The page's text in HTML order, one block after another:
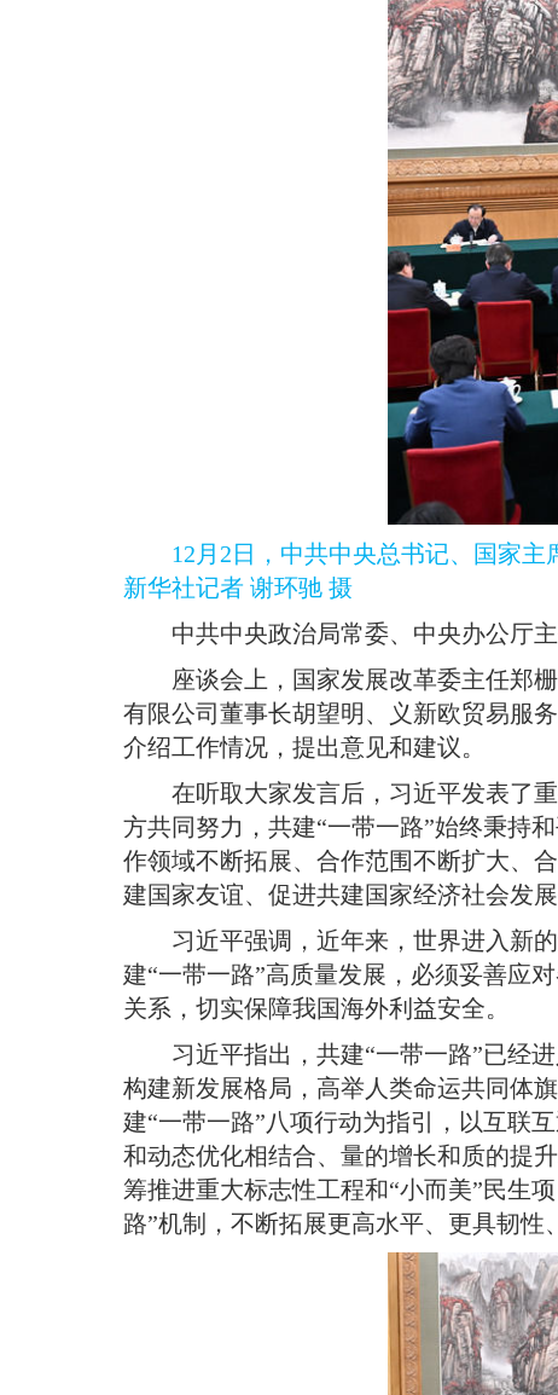
12月2日，中共中央总书记、国家
新华社记者 谢环驰 摄
中共中央政治局常委、中央办公厅
座谈会上，国家发展改革委主任郑
有限公司董事长胡望明、义新欧贸易服
介绍工作情况，提出意见和建议。
在听取大家发言后，习近平发表了
方共同努力，共建“一带一路”始终秉持
作领域不断拓展、合作范围不断扩大、
建国家友谊、促进共建国家经济社会发
习近平强调，近年来，世界进入新
建“一带一路”高质量发展，必须妥善应
关系，切实保障我国海外利益安全。
习近平指出，共建“一带一路”已经
构建新发展格局，高举人类命运共同体
建“一带一路”八项行动为指引，以互联
和动态优化相结合、量的增长和质的提
筹推进重大标志性工程和“小而美”民生
路”机制，不断拓展更高水平、更具韧性